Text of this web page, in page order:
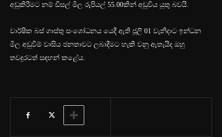
අඩුකිරීමට නම් ඩීසල් මිල රුපියල් 55.00කින් අඩුවිය යුතු බවයි.
වාර්ෂික බස් ගාස්තු සංශෝධනය යෙදී ඇති ජූලි 01 වැනිදාට ඉන්ධන
මිල අඩුවීම් වාසිය ජනතාවට ලබාදීමට හැකි වනු ඇතැයිද ඔහු
තවදුරටත් සඳහන් කළේය.